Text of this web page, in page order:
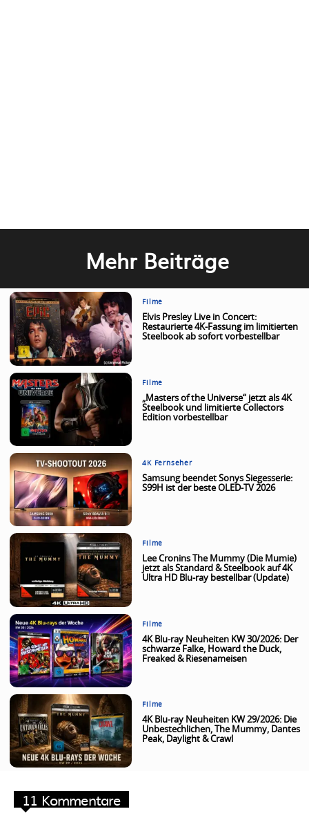
Mehr Beiträge
Filme
Elvis Presley Live in Concert:
Restaurierte 4K-Fassung im limitierten
Steelbook ab sofort vorbestellbar
Filme
„Masters of the Universe“ jetzt als 4K
Steelbook und limitierte Collectors
Edition vorbestellbar
4K Fernseher
Samsung beendet Sonys Siegesserie:
S99H ist der beste OLED-TV 2026
Filme
Lee Cronins The Mummy (Die Mumie)
jetzt als Standard & Steelbook auf 4K
Ultra HD Blu-ray bestellbar (Update)
Filme
4K Blu-ray Neuheiten KW 30/2026: Der
schwarze Falke, Howard the Duck,
Freaked & Riesenameisen
Filme
4K Blu-ray Neuheiten KW 29/2026: Die
Unbestechlichen, The Mummy, Dantes
Peak, Daylight & Crawl
11 Kommentare